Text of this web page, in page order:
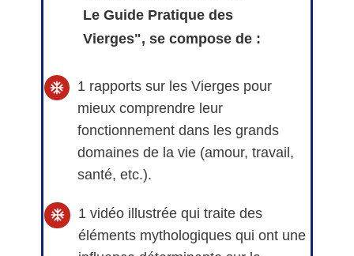
Le Guide Pratique des
Vierges", se compose de :
1 rapports sur les Vierges pour
mieux comprendre leur
fonctionnement dans les grands
domaines de la vie (amour, travail,
santé, etc.).
1 vidéo illustrée qui traite des
éléments mythologiques qui ont une